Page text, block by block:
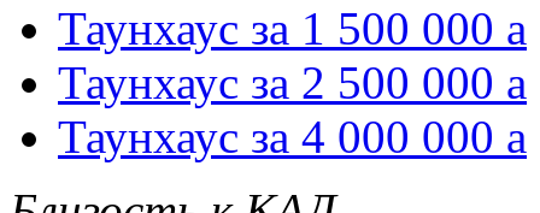
Таунхаус за 1 500 000 a
Таунхаус за 2 500 000 a
Таунхаус за 4 000 000 a